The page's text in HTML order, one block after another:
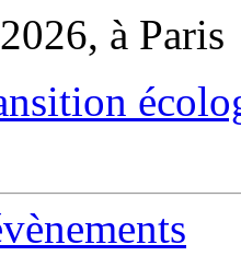
à Paris